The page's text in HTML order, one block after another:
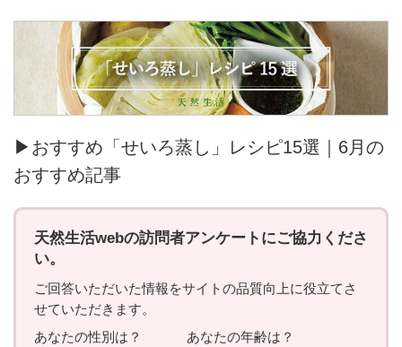
▶おすすめ「せいろ蒸し」レシピ15選｜6月の
おすすめ記事